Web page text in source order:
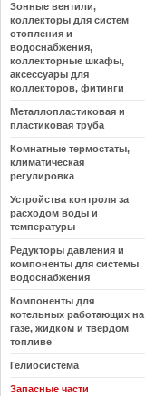
Зонные вентили,
коллекторы для систем
отопления и
водоснабжения,
коллекторные шкафы,
аксессуары для
коллекторов, фитинги
Металлопластиковая и
пластиковая труба
Комнатные термостаты,
климатическая
регулировка
Устройства контроля за
расходом воды и
температуры
Редукторы давления и
компоненты для системы
водоснабжения
Компоненты для
котельных работающих на
газе, жидком и твердом
топливе
Гелиосистема
Запасные части